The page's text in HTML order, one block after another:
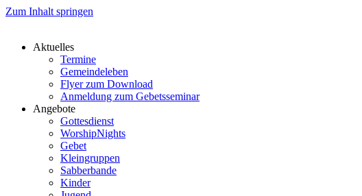
Zum Inhalt springen
Aktuelles
Termine
Gemeindeleben
Flyer zum Download
Anmeldung zum Gebetsseminar
Angebote
Gottesdienst
WorshipNights
Gebet
Kleingruppen
Sabberbande
Kinder